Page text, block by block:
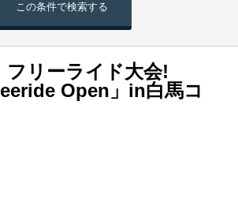
この条件で検索する
フリーライド大会!
Open」in白馬コ